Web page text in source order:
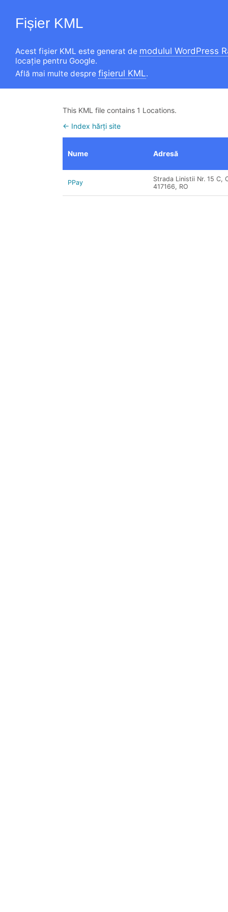
Fișier KML
Acest fișier KML este generat de modulul WordPress
locație pentru Google.
Află mai multe despre fișierul KML.
This KML file contains 1 Locations.
← Index hărți site
Nume Adresă
PPay
Strada Linistii Nr. 15 C,
417166, RO